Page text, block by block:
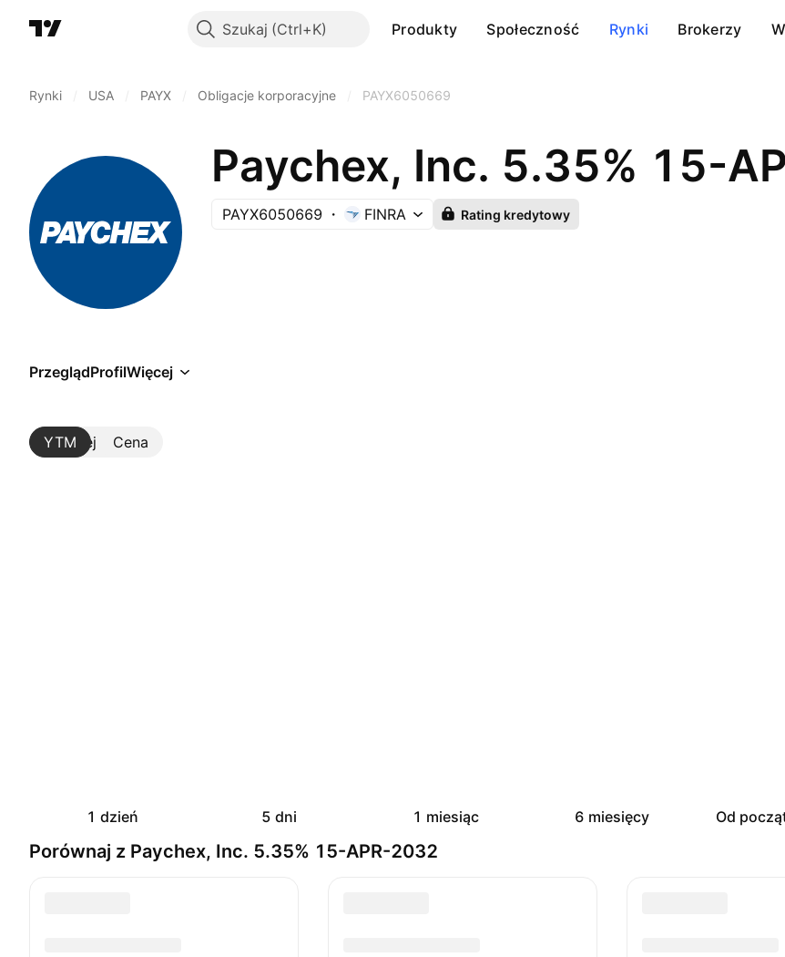
Szukaj Produkty Społeczność Rynki Brokerzy
Rynki USA PAYX Obligacje korporacyjne PAYX6050669
Paychex, Inc. 5.35% 15-
PAYX6050669 FINRA Rating kredytowy
PrzeglądProfilWięcej
YTM Cena
Więcej
1 dzień 5 dni 1 miesiąc 6 miesięcy Od
Porównaj z Paychex, Inc. 5.35% 15-APR-2032